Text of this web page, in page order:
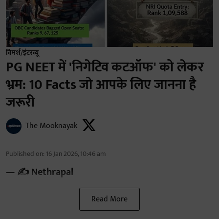
विमर्श/इंटरव्यू
PG NEET में 'निगेटिव कटऑफ' को लेकर
भ्रम: 10 Facts जो आपके लिए जानना है
जरूरी
The Mooknayak
Published on: 16 Jan 2026, 10:46 am
— ✍️ Nethrapal
Read More